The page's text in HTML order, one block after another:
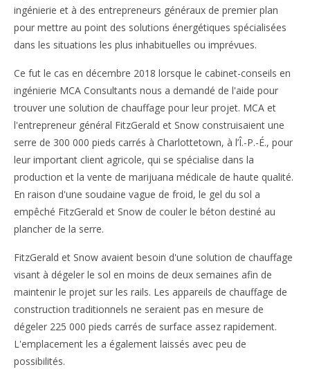
ingénierie et à des entrepreneurs généraux de premier plan
pour mettre au point des solutions énergétiques spécialisées
dans les situations les plus inhabituelles ou imprévues.
Ce fut le cas en décembre 2018 lorsque le cabinet-conseils en
ingénierie MCA Consultants nous a demandé de l'aide pour
trouver une solution de chauffage pour leur projet. MCA et
l'entrepreneur général FitzGerald et Snow construisaient une
serre de 300 000 pieds carrés à Charlottetown, à l’Î.-P.-É., pour
leur important client agricole, qui se spécialise dans la
production et la vente de marijuana médicale de haute qualité.
En raison d'une soudaine vague de froid, le gel du sol a
empêché FitzGerald et Snow de couler le béton destiné au
plancher de la serre.
FitzGerald et Snow avaient besoin d'une solution de chauffage
visant à dégeler le sol en moins de deux semaines afin de
maintenir le projet sur les rails. Les appareils de chauffage de
construction traditionnels ne seraient pas en mesure de
dégeler 225 000 pieds carrés de surface assez rapidement.
L'emplacement les a également laissés avec peu de
possibilités.